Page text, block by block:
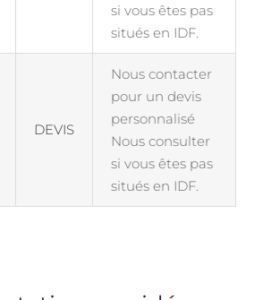
si vous êtes pas
situés en IDF.
DEVIS
Nous contacter
pour un devis
personnalisé
Nous consulter
si vous êtes pas
situés en IDF.